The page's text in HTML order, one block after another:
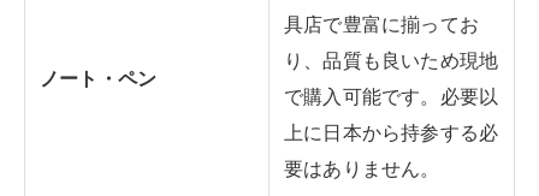
ノート・ペン
具店で豊富に揃ってお
り、品質も良いため現地
で購入可能です。必要以
上に日本から持参する必
要はありません。